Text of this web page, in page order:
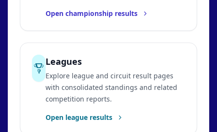
Open championship results
Leagues
Explore league and circuit result pages
with consolidated standings and related
competition reports.
Open league results